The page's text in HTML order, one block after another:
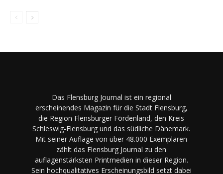
Das Flensburg Journal ist ein regional
erscheinendes Magazin für die Stadt Flensburg,
die Region Flensburger Fördenland, den Kreis
Schleswig-Flensburg und das südliche Dänemark.
Mit seiner Auflage von über 48.000 Exemplaren
zählt das Flensburg Journal zu den
auflagenstärksten Printmedien in dieser Region.
Sein hochqualitatives Erscheinungsbild setzt dabei